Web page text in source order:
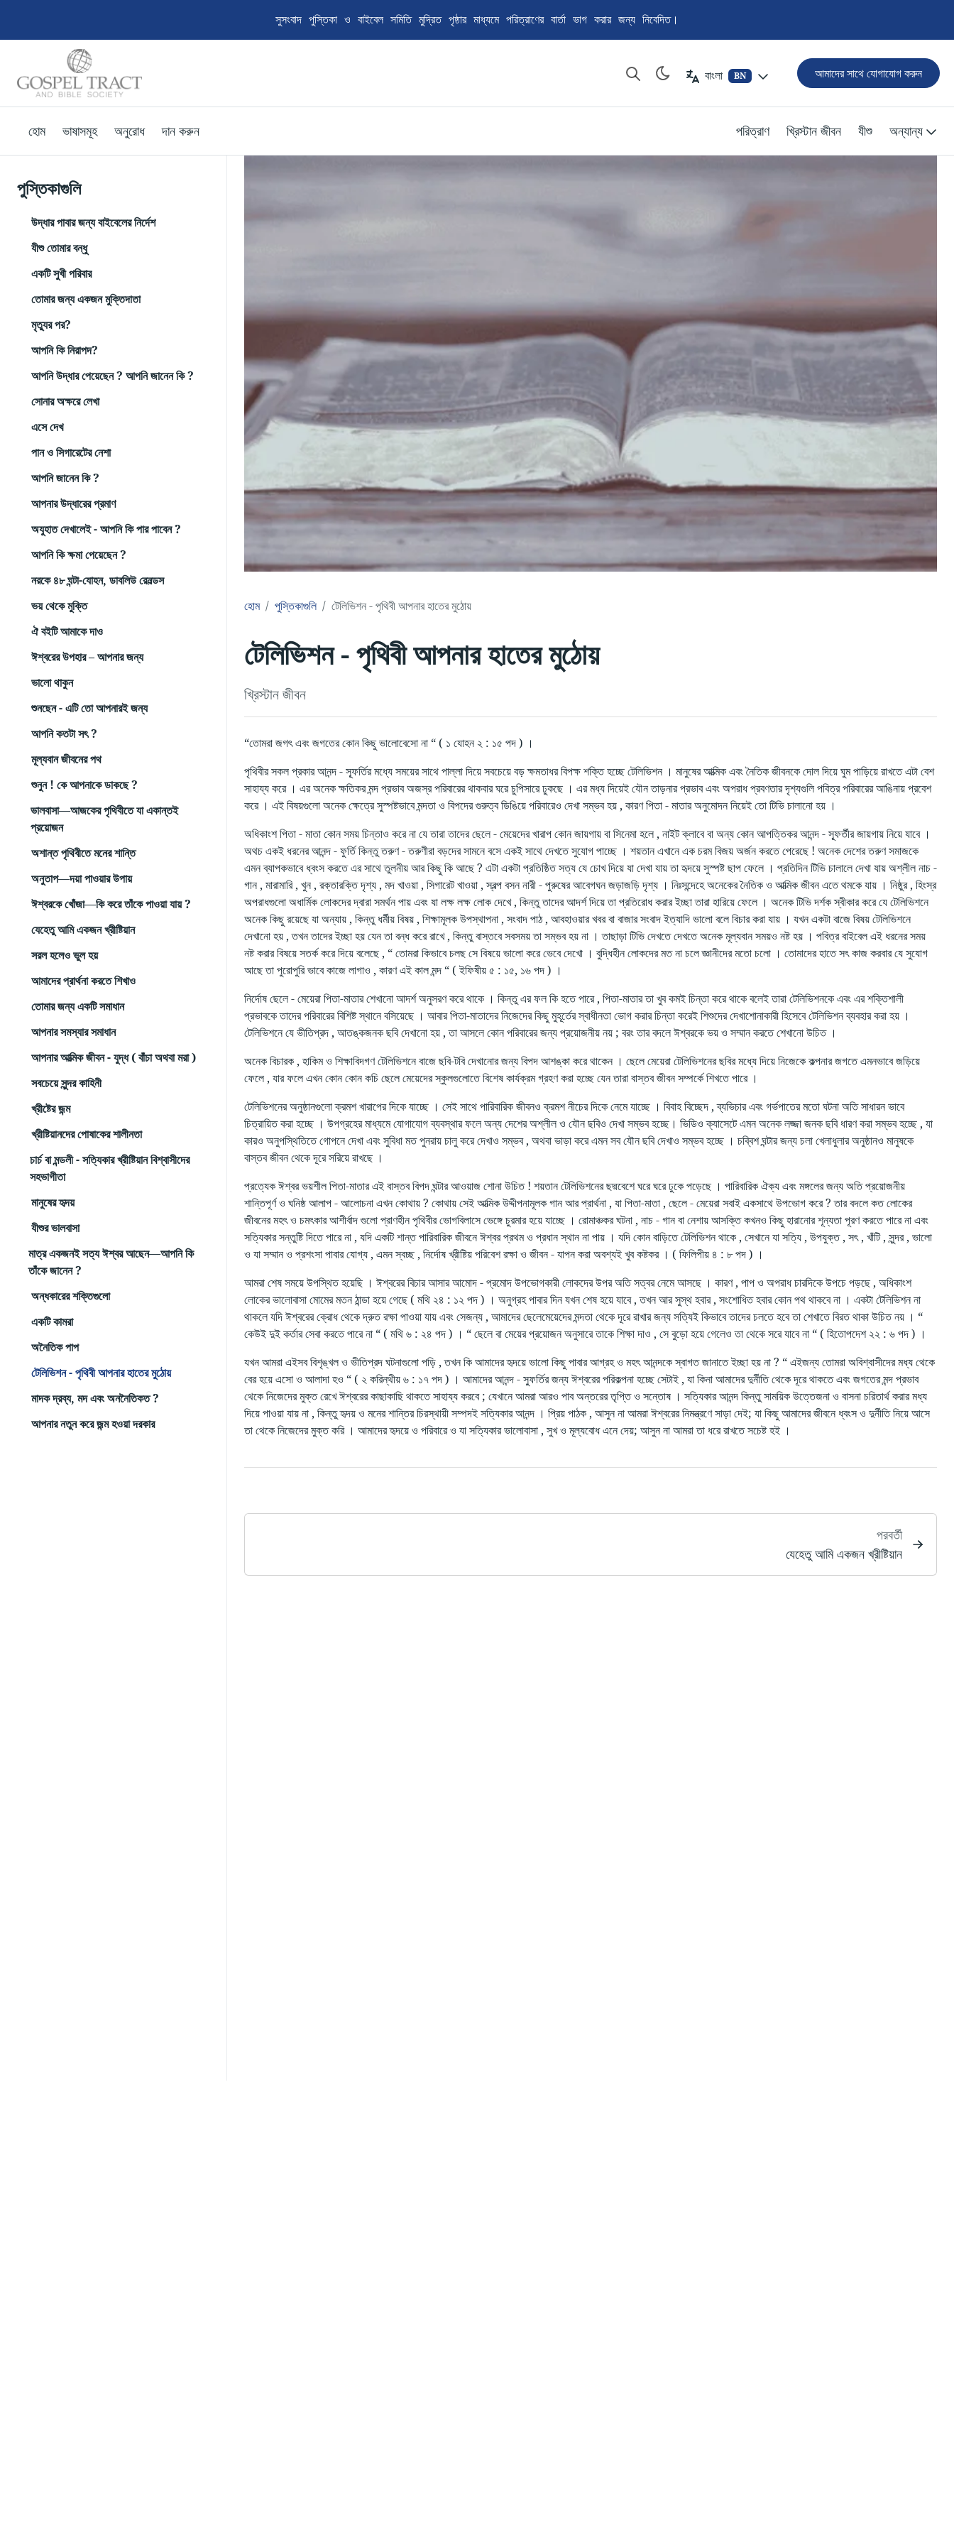
সুসংবাদ পুস্তিকা ও বাইবেল সমিতি মুদ্রিত পৃষ্ঠার মাধ্যমে পরিত্রাণের বার্তা ভাগ করার জন্য নিবেদিত।
বাংলা BN আমাদের সাথে যোগাযোগ করুন
হোম ভাষাসমূহ অনুরোধ দান করুন পরিত্রাণ খ্রিস্টান জীবন যীশু অন্যান্য
পুস্তিকাগুলি
উদ্ধার পাবার জন্য বাইবেলের নির্দেশ
যীশু তোমার বন্ধু
একটি সুখী পরিবার
তোমার জন্য একজন মুক্তিদাতা
মৃত্যুর পর?
আপনি কি নিরাপদ?
আপনি উদ্ধার পেয়েছেন ? আপনি জানেন কি ?
সোনার অক্ষরে লেখা
এসে দেখ
পান ও সিগারেটের নেশা
আপনি জানেন কি ?
আপনার উদ্ধারের প্রমাণ
অযুহাত দেখালেই - আপনি কি পার পাবেন ?
আপনি কি ক্ষমা পেয়েছেন ?
নরকে ৪৮ ঘন্টা-যোহন, ডাবলিউ রেনল্ডস
ভয় থেকে মুক্তি
ঐ বইটি আমাকে দাও
ঈশ্বরের উপহার – আপনার জন্য
ভালো থাকুন
শুনছেন - এটি তো আপনারই জন্য
আপনি কতটা সৎ ?
মূল্যবান জীবনের পথ
শুনুন ! কে আপনাকে ডাকছে ?
ভালবাসা—আজকের পৃথিবীতে যা একান্তই
প্রয়োজন
অশান্ত পৃথিবীতে মনের শান্তি
অনুতাপ—দয়া পাওয়ার উপায়
ঈশ্বরকে খোঁজা—কি করে তাঁকে পাওয়া যায় ?
যেহেতু আমি একজন খ্রীষ্টিয়ান
সরল হলেও ভুল হয়
আমাদের প্রার্থনা করতে শিখাও
তোমার জন্য একটি সমাধান
আপনার সমস্যার সমাধান
আপনার আত্মিক জীবন - যুদ্ধ ( বাঁচা অথবা মরা )
সবচেয়ে সুন্দর কাহিনী
খ্রীষ্টের জন্ম
খ্রীষ্টিয়ানদের পোষাকের শালীনতা
চার্চ বা মন্ডলী - সত্যিকার খ্রীষ্টিয়ান বিশ্বাসীদের
সহভাগীতা
মানুষের হৃদয়
যীশুর ভালবাসা
মাত্র একজনই সত্য ঈশ্বর আছেন—আপনি কি
তাঁকে জানেন ?
অন্ধকারের শক্তিগুলো
একটি কামরা
অনৈতিক পাপ
টেলিভিশন - পৃথিবী আপনার হাতের মুঠোয়
মাদক দ্রব্য, মদ এবং অননৈতিকত ?
আপনার নতুন করে জন্ম হওয়া দরকার
হোম পুস্তিকাগুলি টেলিভিশন - পৃথিবী আপনার হাতের মুঠোয়
টেলিভিশন - পৃথিবী আপনার হাতের মুঠোয়
খ্রিস্টান জীবন
“তোমরা জগৎ এবং জগতের কোন কিছু ভালোবেসো না “ ( ১ যোহন ২ : ১৫ পদ ) ।
পৃথিবীর সকল প্রকার আনন্দ - স্ফূর্তির মধ্যে সময়ের সাথে পাল্লা দিয়ে সবচেয়ে বড় ক্ষমতাধর বিপক্ষ শক্তি হচ্ছে টেলিভিশন । মানুষের আত্মিক এবং নৈতিক জীবনকে দোল দিয়ে ঘুম পাড়িয়ে রাখতে এটা বেশ
সাহায্য করে । এর অনেক ক্ষতিকর মন্দ প্রভাব অজস্র পরিবারের থাকবার ঘরে চুপিসারে ঢুকছে । এর মধ্য দিয়েই যৌন তাড়নার প্রভাব এবং অপরাধ প্রবণতার দৃশ্যগুলি পবিত্র পরিবারের আঙিনায় প্রবেশ
করে । এই বিষয়গুলো অনেক ক্ষেত্রে সুস্পষ্টভাবে মন্দতা ও বিপদের গুরুত্ব ডিঙিয়ে পরিবারেও দেখা সম্ভব হয় , কারণ পিতা - মাতার অনুমোদন নিয়েই তো টিভি চালানো হয় ।
অধিকাংশ পিতা - মাতা কোন সময় চিন্তাও করে না যে তারা তাদের ছেলে - মেয়েদের খারাপ কোন জায়গায় বা সিনেমা হলে , নাইট ক্লাবে বা অন্য কোন আপত্তিকর আনন্দ - স্ফূর্তীর জায়গায় নিয়ে যাবে ।
অথচ একই ধরনের আনন্দ - ফুর্তি কিন্তু তরুণ - তরুণীরা বড়দের সামনে বসে একই সাথে দেখতে সুযোগ পাচ্ছে । শয়তান এখানে এক চরম বিজয় অর্জন করতে পেরেছে ! অনেক দেশের তরুণ সমাজকে
এমন ব্যাপকভাবে ধ্বংস করতে এর সাথে তুলনীয় আর কিছু কি আছে ? এটা একটা প্রতিষ্ঠিত সত্য যে চোখ দিয়ে যা দেখা যায় তা হৃদয়ে সুস্পষ্ট ছাপ ফেলে । প্রতিদিন টিভি চালালে দেখা যায় অশ্লীল নাচ -
গান , মারামারি , খুন , রক্তারক্তি দৃশ্য , মদ খাওয়া , সিগারেট খাওয়া , স্বল্প বসন নারী - পুরুষের আবেগঘন জড়াজড়ি দৃশ্য । নিঃসন্দেহে অনেকের নৈতিক ও আত্মিক জীবন এতে থমকে যায় । নিষ্ঠুর , হিংস্র
অপরাধগুলো অধার্মিক লোকদের দ্বারা সমর্থন পায় এবং যা লক্ষ লক্ষ লোক দেখে , কিন্তু তাদের আদর্শ দিয়ে তা প্রতিরোধ করার ইচ্ছা তারা হারিয়ে ফেলে । অনেক টিভি দর্শক স্বীকার করে যে টেলিভিশনে
অনেক কিছু রয়েছে যা অন্যায় , কিন্তু ধর্মীয় বিষয় , শিক্ষামূলক উপস্থাপনা , সংবাদ পাঠ , আবহাওয়ার খবর বা বাজার সংবাদ ইত্যাদি ভালো বলে বিচার করা যায় । যখন একটা বাজে বিষয় টেলিভিশনে
দেখানো হয় , তখন তাদের ইচ্ছা হয় যেন তা বন্ধ করে রাখে , কিন্তু বাস্তবে সবসময় তা সম্ভব হয় না । তাছাড়া টিভি দেখতে দেখতে অনেক মূল্যবান সময়ও নষ্ট হয় । পবিত্র বাইবেল এই ধরনের সময়
নষ্ট করার বিষয়ে সতর্ক করে দিয়ে বলেছে , “ তোমরা কিভাবে চলছ সে বিষয়ে ভালো করে ভেবে দেখো । বুদ্ধিহীন লোকদের মত না চলে জ্ঞানীদের মতো চলো । তোমাদের হাতে সৎ কাজ করবার যে সুযোগ
আছে তা পুরোপুরি ভাবে কাজে লাগাও , কারণ এই কাল মন্দ “ ( ইফিষীয় ৫ : ১৫, ১৬ পদ ) ।
নির্দোষ ছেলে - মেয়েরা পিতা-মাতার শেখানো আদর্শ অনুসরণ করে থাকে । কিন্তু এর ফল কি হতে পারে , পিতা-মাতার তা খুব কমই চিন্তা করে থাকে বলেই তারা টেলিভিশনকে এবং এর শক্তিশালী
প্রভাবকে তাদের পরিবারের বিশিষ্ট স্থানে বসিয়েছে । আবার পিতা-মাতাদের নিজেদের কিছু মুহূর্তের স্বাধীনতা ভোগ করার চিন্তা করেই শিশুদের দেখাশোনাকারী হিসেবে টেলিভিশন ব্যবহার করা হয় ।
টেলিভিশনে যে ভীতিপ্রদ , আতঙ্কজনক ছবি দেখানো হয় , তা আসলে কোন পরিবারের জন্য প্রয়োজনীয় নয় ; বরং তার বদলে ঈশ্বরকে ভয় ও সম্মান করতে শেখানো উচিত ।
অনেক বিচারক , হাকিম ও শিক্ষাবিদগণ টেলিভিশনে বাজে ছবি-টবি দেখানোর জন্য বিপদ আশঙ্কা করে থাকেন । ছেলে মেয়েরা টেলিভিশনের ছবির মধ্যে দিয়ে নিজেকে কল্পনার জগতে এমনভাবে জড়িয়ে
ফেলে , যার ফলে এখন কোন কোন কচি ছেলে মেয়েদের স্কুলগুলোতে বিশেষ কার্যক্রম গ্রহণ করা হচ্ছে যেন তারা বাস্তব জীবন সম্পর্কে শিখতে পারে ।
টেলিভিশনের অনুষ্ঠানগুলো ক্রমশ খারাপের দিকে যাচ্ছে । সেই সাথে পারিবারিক জীবনও ক্রমশ নীচের দিকে নেমে যাচ্ছে । বিবাহ বিচ্ছেদ , ব্যভিচার এবং গর্ভপাতের মতো ঘটনা অতি সাধারন ভাবে
চিত্রায়িত করা হচ্ছে । উপগ্রহের মাধ্যমে যোগাযোগ ব্যবস্থার ফলে অন্য দেশের অশ্লীল ও যৌন ছবিও দেখা সম্ভব হচ্ছে। ভিডিও ক্যাসেটে এমন অনেক লজ্জা জনক ছবি ধারণ করা সম্ভব হচ্ছে , যা
কারও অনুপস্থিতিতে গোপনে দেখা এবং সুবিধা মত পুনরায় চালু করে দেখাও সম্ভব , অথবা ভাড়া করে এমন সব যৌন ছবি দেখাও সম্ভব হচ্ছে । চব্বিশ ঘন্টার জন্য চলা খেলাধুলার অনুষ্ঠানও মানুষকে
বাস্তব জীবন থেকে দূরে সরিয়ে রাখছে ।
প্রত্যেক ঈশ্বর ভয়শীল পিতা-মাতার এই বাস্তব বিপদ ঘন্টার আওয়াজ শোনা উচিত ! শয়তান টেলিভিশনের ছদ্মবেশে ঘরে ঘরে ঢুকে পড়েছে । পারিবারিক ঐক্য এবং মঙ্গলের জন্য অতি প্রয়োজনীয়
শান্তিপূর্ণ ও ঘনিষ্ঠ আলাপ - আলোচনা এখন কোথায় ? কোথায় সেই আত্মিক উদ্দীপনামূলক গান আর প্রার্থনা , যা পিতা-মাতা , ছেলে - মেয়েরা সবাই একসাথে উপভোগ করে ? তার বদলে কত লোকের
জীবনের মহৎ ও চমৎকার আশীর্বাদ গুলো প্রাণহীন পৃথিবীর ভোগবিলাসে ভেঙ্গে চুরমার হয়ে যাচ্ছে । রোমাঞ্চকর ঘটনা , নাচ - গান বা নেশায় আসক্তি কখনও কিছু হারানোর শূন্যতা পূরণ করতে পারে না এবং
সত্যিকার সন্তুষ্টি দিতে পারে না , যদি একটি শান্ত পারিবারিক জীবনে ঈশ্বর প্রথম ও প্রধান স্থান না পায় । যদি কোন বাড়িতে টেলিভিশন থাকে , সেখানে যা সত্যি , উপযুক্ত , সৎ , খাঁটি , সুন্দর , ভালো
ও যা সম্মান ও প্রশংসা পাবার যোগ্য , এমন স্বচ্ছ , নির্দোষ খ্রীষ্টিয় পরিবেশ রক্ষা ও জীবন - যাপন করা অবশ্যই খুব কষ্টকর । ( ফিলিপীয় ৪ : ৮ পদ ) ।
আমরা শেষ সময়ে উপস্থিত হয়েছি । ঈশ্বরের বিচার আসার আমোদ - প্রমোদ উপভোগকারী লোকদের উপর অতি সত্বর নেমে আসছে । কারণ , পাপ ও অপরাধ চারদিকে উপচে পড়ছে , অধিকাংশ
লোকের ভালোবাসা মোমের মতন ঠান্ডা হয়ে গেছে ( মথি ২৪ : ১২ পদ ) । অনুগ্রহ পাবার দিন যখন শেষ হয়ে যাবে , তখন আর সুস্থ হবার , সংশোধিত হবার কোন পথ থাকবে না । একটা টেলিভিশন না
থাকলে যদি ঈশ্বরের ক্রোধ থেকে দ্রুত রক্ষা পাওয়া যায় এবং সেজন্য , আমাদের ছেলেমেয়েদের মন্দতা থেকে দূরে রাখার জন্য সত্যিই কিভাবে তাদের চলতে হবে তা শেখাতে বিরত থাকা উচিত নয় । “
কেউই দুই কর্তার সেবা করতে পারে না “ ( মথি ৬ : ২৪ পদ ) । “ ছেলে বা মেয়ের প্রয়োজন অনুসারে তাকে শিক্ষা দাও , সে বুড়ো হয়ে গেলেও তা থেকে সরে যাবে না “ ( হিতোপদেশ ২২ : ৬ পদ ) ।
যখন আমরা এইসব বিশৃঙ্খল ও ভীতিপ্রদ ঘটনাগুলো পড়ি , তখন কি আমাদের হৃদয়ে ভালো কিছু পাবার আগ্রহ ও মহৎ আনন্দকে স্বাগত জানাতে ইচ্ছা হয় না ? “ এইজন্য তোমরা অবিশ্বাসীদের মধ্য থেকে
বের হয়ে এসো ও আলাদা হও “ ( ২ করিন্থীয় ৬ : ১৭ পদ ) । আমাদের আনন্দ - স্ফুর্তির জন্য ঈশ্বরের পরিকল্পনা হচ্ছে সেটাই , যা কিনা আমাদের দুর্নীতি থেকে দূরে থাকতে এবং জগতের মন্দ প্রভাব
থেকে নিজেদের মুক্ত রেখে ঈশ্বরের কাছাকাছি থাকতে সাহায্য করবে ; যেখানে আমরা আরও পাব অন্তরের তৃপ্তি ও সন্তোষ । সত্যিকার আনন্দ কিন্তু সাময়িক উত্তেজনা ও বাসনা চরিতার্থ করার মধ্য
দিয়ে পাওয়া যায় না , কিন্তু হৃদয় ও মনের শান্তির চিরস্থায়ী সম্পদই সত্যিকার আনন্দ । প্রিয় পাঠক , আসুন না আমরা ঈশ্বরের নিমন্ত্রণে সাড়া দেই; যা কিছু আমাদের জীবনে ধ্বংস ও দুর্নীতি নিয়ে আসে
তা থেকে নিজেদের মুক্ত করি । আমাদের হৃদয়ে ও পরিবারে ও যা সত্যিকার ভালোবাসা , সুখ ও মূল্যবোধ এনে দেয়; আসুন না আমরা তা ধরে রাখতে সচেষ্ট হই ।
পরবর্তী
যেহেতু আমি একজন খ্রীষ্টিয়ান